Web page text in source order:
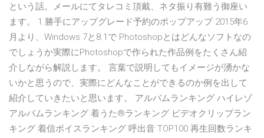
という話。メールにてタレコミ頂戴、ネタ振り有難う御座い
ます。 1.勝手にアップグレード予約のポップアップ 2015年6
月より、Windows 7と8.1で Photoshopとはどんなソフトなの
でしょうか実際にPhotoshopで作られた作品例をたくさん紹
介しながら解説します。 言葉で説明してもイメージが湧かな
いかと思うので、実際にどんなことができるのか例を出して
紹介していきたいと思います。 アルバムランキング ハイレゾ
アルバムランキング 着うた®ランキング ビデオクリップラン
キング 着信ボイスランキング 呼出音 TOP100 再生回数ランキ